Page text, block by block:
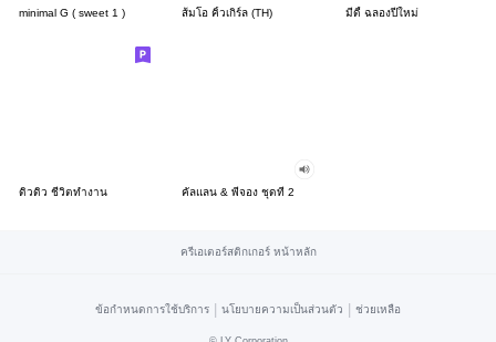
minimal G ( sweet 1 ) ส้มโอ คิ้วเกิร์ล (TH) มีดี้ ฉลองปีใหม่
ดิวดิว ชีวิตทำงาน คัลแลน & พี่จอง ชุดที่ 2
ครีเอเตอร์สติกเกอร์ หน้าหลัก
ข้อกำหนดการใช้บริการ | นโยบายความเป็นส่วนตัว | ช่วยเหลือ